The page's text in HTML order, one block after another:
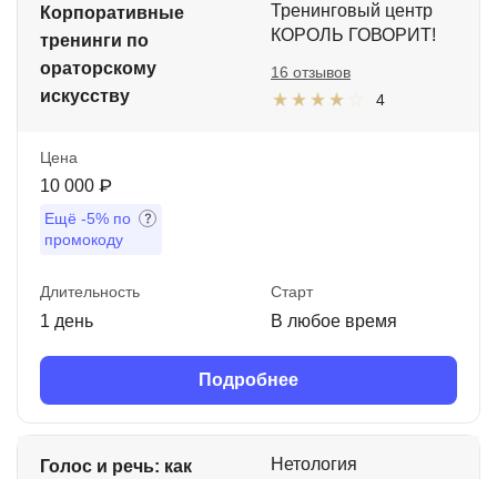
Корпоративные
тренинги по
ораторскому
искусству
Тренинговый центр
КОРОЛЬ ГОВОРИТ!
4
16 отзывов
Цена
10 000 ₽
Ещё -5% по
промокоду
Длительность
1 день
Старт
В любое время
Подробнее
Голос и речь: как Нетология